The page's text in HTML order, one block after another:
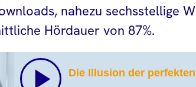
nahezu sechsstellige
Hördauer von 87%.